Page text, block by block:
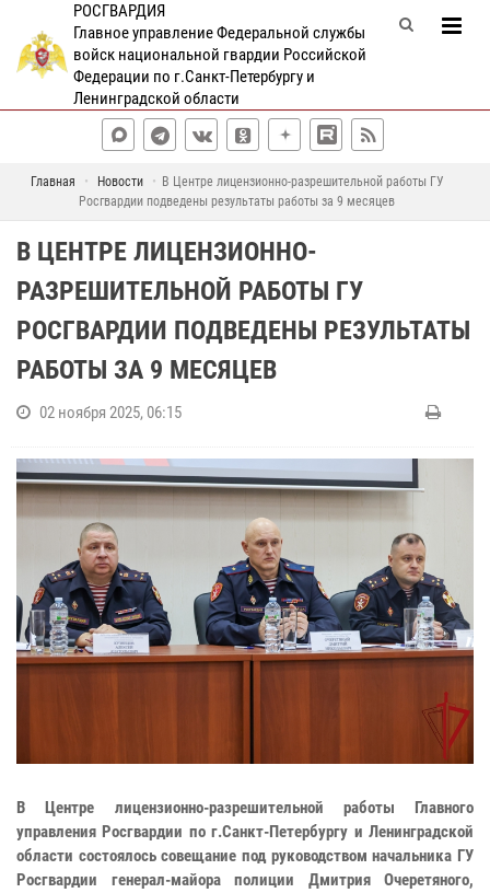
РОСГВАРДИЯ
Главное управление Федеральной службы
войск национальной гвардии Российской
Федерации по г.Санкт-Петербургу и
Ленинградской области
Главная Новости
В Центре лицензионно-разрешительной работы ГУ
Росгвардии подведены результаты работы за 9 месяцев
В ЦЕНТРЕ ЛИЦЕНЗИОННО-
РАЗРЕШИТЕЛЬНОЙ РАБОТЫ ГУ
РОСГВАРДИИ ПОДВЕДЕНЫ РЕЗУЛЬТАТЫ
РАБОТЫ ЗА 9 МЕСЯЦЕВ
02 ноября 2025, 06:15
В Центре лицензионно-разрешительной работы Главного
управления Росгвардии по г.Санкт-Петербургу и Ленинградской
области состоялось совещание под руководством начальника ГУ
Росгвардии генерал-майора полиции Дмитрия Очеретяного,